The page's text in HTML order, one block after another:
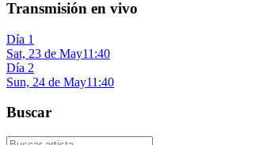
Transmisión en vivo
Día 1
Sat, 23 de May11:40
Día 2
Sun, 24 de May11:40
Buscar